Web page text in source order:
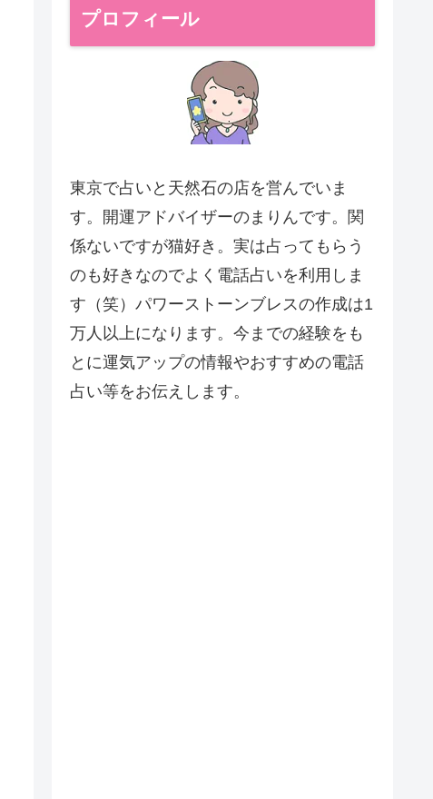
プロフィール
東京で占いと天然石の店を営んでいま
す。開運アドバイザーのまりんです。関
係ないですが猫好き。実は占ってもらう
のも好きなのでよく電話占いを利用しま
す（笑）パワーストーンブレスの作成は1
万人以上になります。今までの経験をも
とに運気アップの情報やおすすめの電話
占い等をお伝えします。